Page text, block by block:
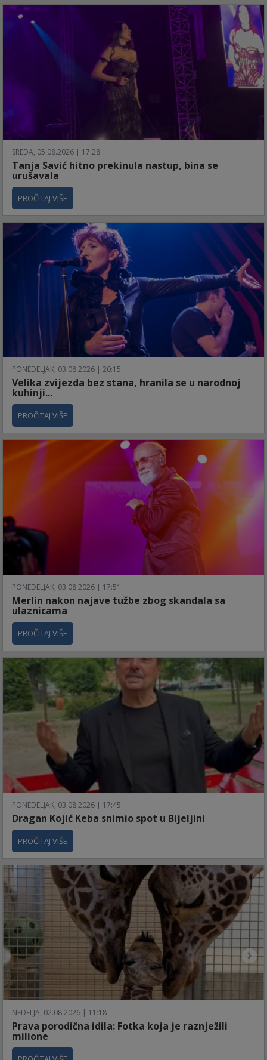
SREDA, 05.08.2026 | 17:28
Tanja Savić hitno prekinula nastup, bina se
urušavala
PROČITAJ VIŠE
PONEDELJAK, 03.08.2026 | 20:15
Velika zvijezda bez stana, hranila se u narodnoj
kuhinji...
PROČITAJ VIŠE
PONEDELJAK, 03.08.2026 | 17:51
Merlin nakon najave tužbe zbog skandala sa
ulaznicama
PROČITAJ VIŠE
PONEDELJAK, 03.08.2026 | 17:45
Dragan Kojić Keba snimio spot u Bijeljini
PROČITAJ VIŠE
NEDELJA, 02.08.2026 | 11:18
Prava porodična idila: Fotka koja je raznježili
milione